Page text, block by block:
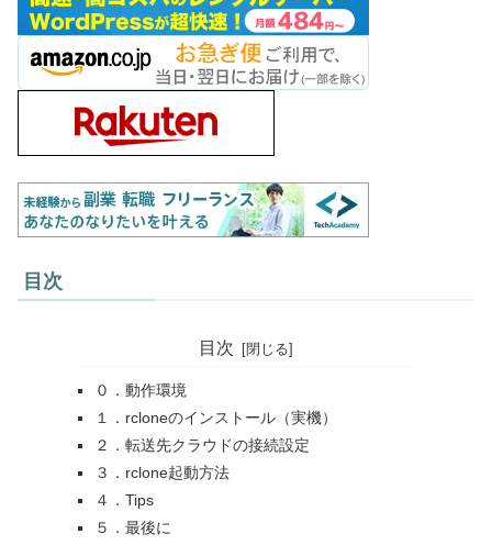
目次
目次
０．動作環境
１．rcloneのインストール（実機）
２．転送先クラウドの接続設定
３．rclone起動方法
４．Tips
５．最後に